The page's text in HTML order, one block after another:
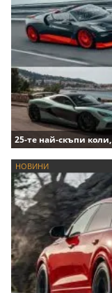
25-те най-скъпи
НОВИНИ